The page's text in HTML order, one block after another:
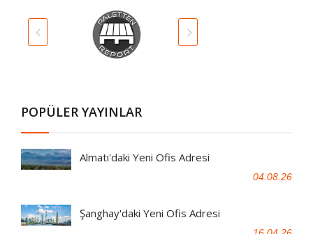
POPÜLER YAYINLAR
Almatı'daki Yeni Ofis Adresi
04.08.26
Şanghay'daki Yeni Ofis Adresi